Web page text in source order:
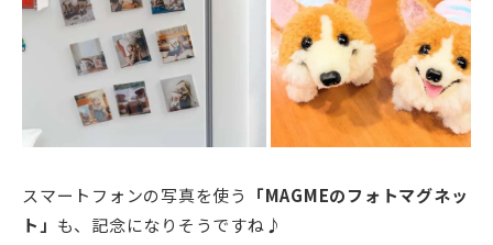
スマートフォンの写真を使う
「MAGMEのフォトマグネッ
ト 」 も、記念になりそうですね♪